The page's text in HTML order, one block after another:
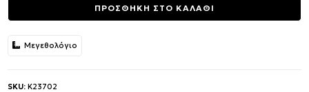
ΠΡΟΣΘΗΚΗ ΣΤΟ ΚΑΛΑΘΙ
Μεγεθολόγιο
SKU:K23702